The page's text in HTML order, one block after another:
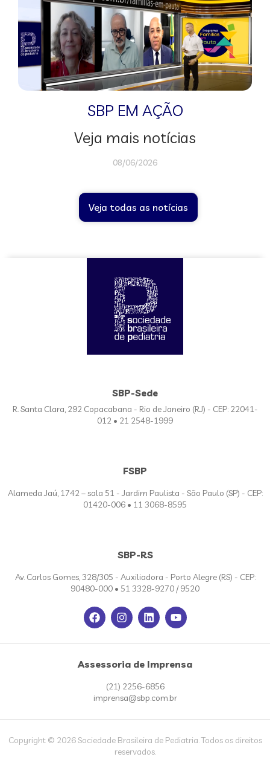
SBP EM AÇÃO
Veja mais notícias
08/06/2026
Veja todas as notícias
SBP-Sede
R. Santa Clara, 292 Copacabana - Rio de Janeiro (RJ) - CEP: 22041-
012 • 21 2548-1999
FSBP
Alameda Jaú, 1742 – sala 51 - Jardim Paulista - São Paulo (SP) - CEP:
01420-006 • 11 3068-8595
SBP-RS
Av. Carlos Gomes, 328/305 - Auxiliadora - Porto Alegre (RS) - CEP:
90480-000 • 51 3328-9270 / 9520
Assessoria de Imprensa
(21) 2256-6856
imprensa@sbp.com.br
Copyright © 2026 Sociedade Brasileira de Pediatria. Todos os direitos
reservados.